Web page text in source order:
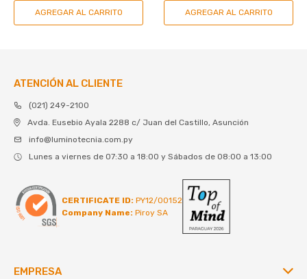
ATENCIÓN AL CLIENTE
(021) 249-2100
Avda. Eusebio Ayala 2288 c/ Juan del Castillo, Asunción
info@luminotecnia.com.py
Lunes a viernes de 07:30 a 18:00 y Sábados de 08:00 a 13:00
CERTIFICATE ID: PY12/00152
Company Name: Piroy SA
EMPRESA